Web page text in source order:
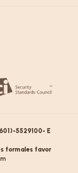
5529100- E
formales favor